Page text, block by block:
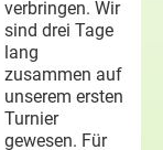
verbringen. Wir
sind drei Tage
lang
zusammen auf
unserem ersten
Turnier
gewesen. Für